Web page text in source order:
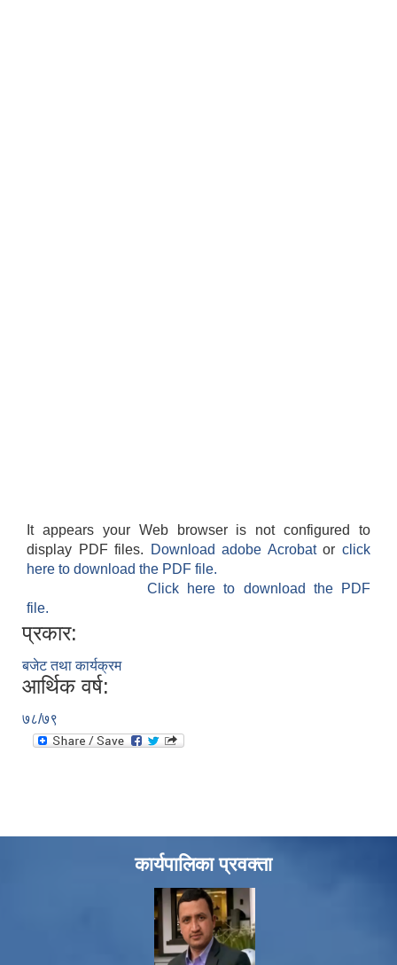
It appears your Web browser is not configured to
display PDF files.
Download adobe Acrobatorclick
here to download the PDF file.
Click here to download the PDF
file.
प्रकार:
बजेट तथा कार्यक्रम
आर्थिक वर्ष:
७८/७९
कार्यपालिका प्रवक्ता